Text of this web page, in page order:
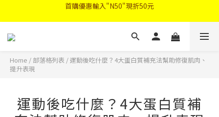
首購優惠輸入"N50"現折50元
2026中秋禮盒早鳥優惠
首購優惠輸入"N50"現折50元
Home / 部落格列表 /運動後吃什麼？4大蛋白質補充法幫助修復肌肉、
提升表現
運動後吃什麼？4大蛋白質補